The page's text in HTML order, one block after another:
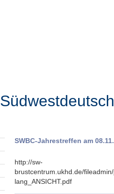
SWBC-Jahrestreffen am
http://sw-
brustcentrum.ukhd.de/
lang_ANSICHT.pdf